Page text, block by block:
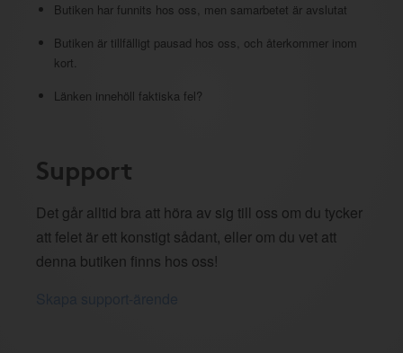
Butiken har funnits hos oss, men samarbetet är avslutat
Butiken är tillfälligt pausad hos oss, och återkommer inom
kort.
Länken innehöll faktiska fel?
Support
Det går alltid bra att höra av sig till oss om du tycker
att felet är ett konstigt sådant, eller om du vet att
denna butiken finns hos oss!